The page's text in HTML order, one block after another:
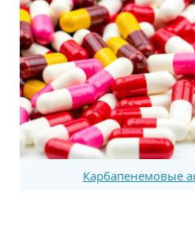
Карбапенемовые